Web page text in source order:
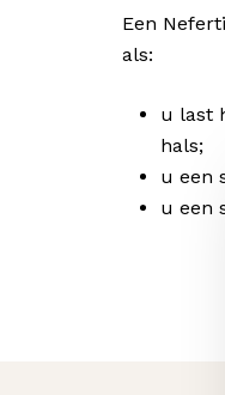
Een
als:
u last
hals;
u een
u een